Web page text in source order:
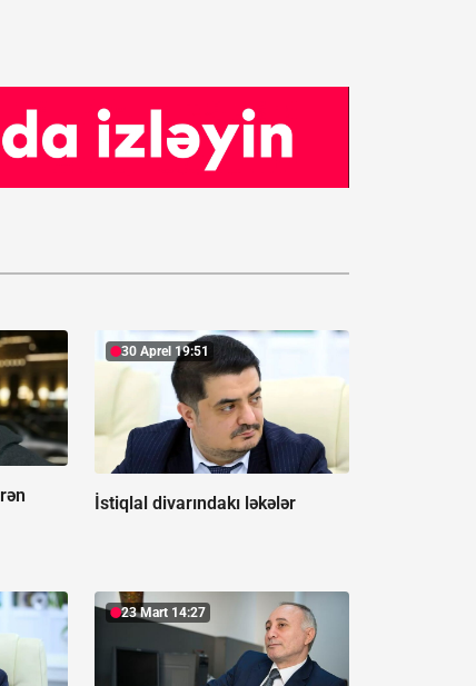
30 Aprel 19:51
İstiqlal divarındakı ləkələr
23 Mart 14:27